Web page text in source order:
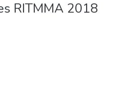
RITMMA 2018